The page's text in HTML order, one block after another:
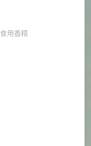
食用香精